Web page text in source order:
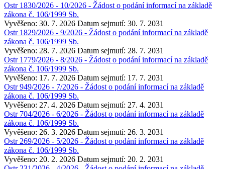
Ostr 1830/2026 - 10/2026 - Žádost o podání informací na základě
zákona č. 106/1999 Sb.
Vyvěšeno: 30. 7. 2026 Datum sejmutí: 30. 7. 2031
Ostr 1829/2026 - 9/2026 - Žádost o podání informací na základě
zákona č. 106/1999 Sb.
Vyvěšeno: 28. 7. 2026 Datum sejmutí: 28. 7. 2031
Ostr 1779/2026 - 8/2026 - Žádost o podání informací na základě
zákona č. 106/1999 Sb.
Vyvěšeno: 17. 7. 2026 Datum sejmutí: 17. 7. 2031
Ostr 949/2026 - 7/2026 - Žádost o podání informací na základě
zákona č. 106/1999 Sb.
Vyvěšeno: 27. 4. 2026 Datum sejmutí: 27. 4. 2031
Ostr 704/2026 - 6/2026 - Žádost o podání informací na základě
zákona č. 106/1999 Sb.
Vyvěšeno: 26. 3. 2026 Datum sejmutí: 26. 3. 2031
Ostr 269/2026 - 5/2026 - Žádost o podání informací na základě
zákona č. 106/1999 Sb.
Vyvěšeno: 20. 2. 2026 Datum sejmutí: 20. 2. 2031